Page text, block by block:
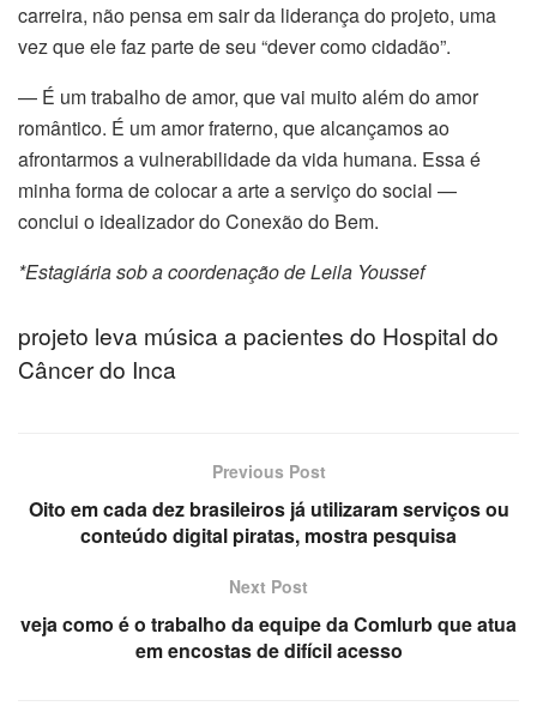
panel
panel
panel
panel
panel
panel
carreira, não pensa em sair da liderança do projeto, uma
vez que ele faz parte de seu “dever como cidadão”.
— É um trabalho de amor, que vai muito além do amor
romântico. É um amor fraterno, que alcançamos ao
afrontarmos a vulnerabilidade da vida humana. Essa é
minha forma de colocar a arte a serviço do social —
conclui o idealizador do Conexão do Bem.
*Estagiária sob a coordenação de Leila Youssef
projeto leva música a pacientes do Hospital do
Câncer do Inca
Previous Post
Oito em cada dez brasileiros já utilizaram serviços ou
conteúdo digital piratas, mostra pesquisa
Next Post
veja como é o trabalho da equipe da Comlurb que atua
em encostas de difícil acesso